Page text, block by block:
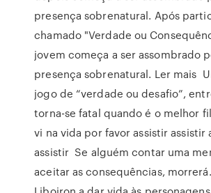
presença sobrenatural. Após
chamado "Verdade ou
jovem começa a ser assombrado
presença sobrenatural. Ler mais
jogo de “verdade ou desafio”,
torna-se fatal quando é o melhor
vi na vida por favor assistir assistir
assistir Se alguém contar uma
aceitar as consequências,